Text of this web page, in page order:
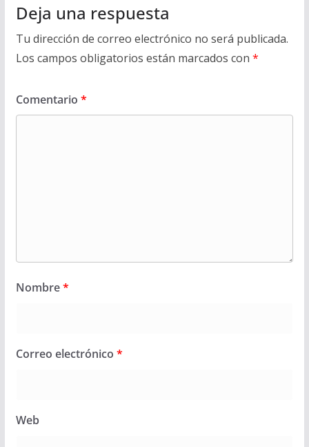
Deja una respuesta
Tu dirección de correo electrónico no será publicada.
Los campos obligatorios están marcados con *
Comentario *
Nombre*
Correo electrónico *
Web